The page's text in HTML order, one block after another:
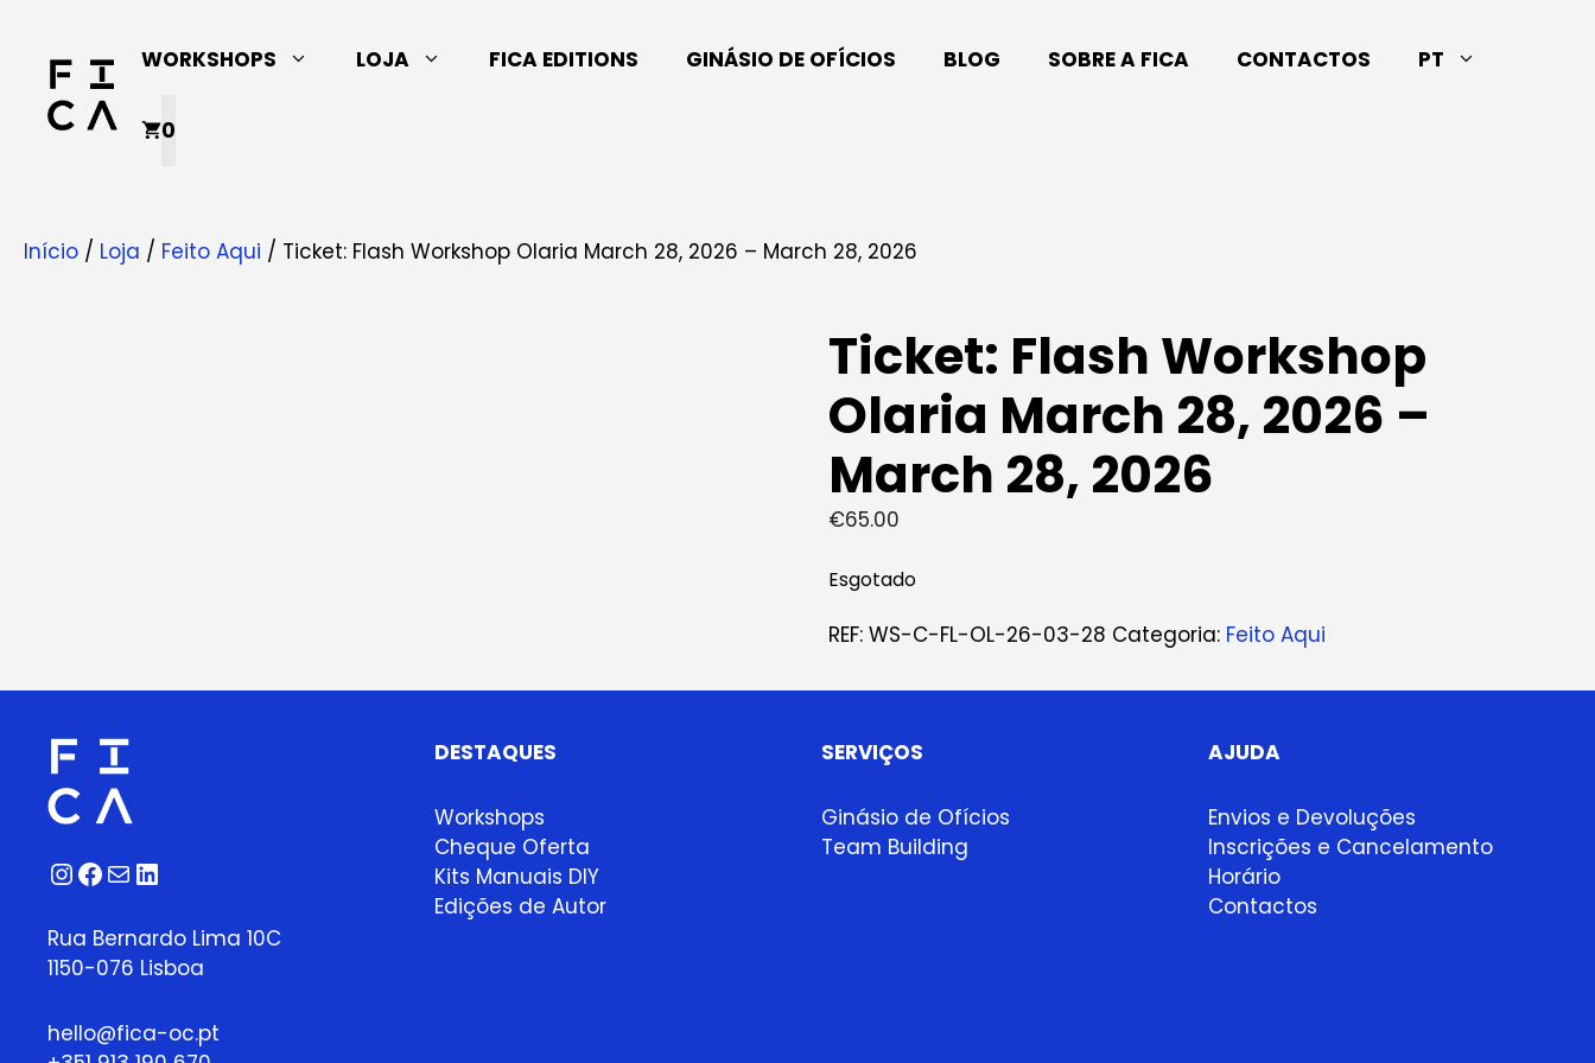
conteúdo
WORKSHOPS LOJA FICA EDITIONS GINÁSIO DE OFÍCIOS BLOG SOBRE A FICA CONTACTOS PT
0
Início / Loja / Feito Aqui / Ticket: Flash Workshop Olaria March 28, 2026 – March 28, 2026
Ticket: Flash Workshop
Olaria March 28, 2026 –
March 28, 2026
€65.00
Esgotado
REF:WS-C-FL-OL-26-03-28 Categoria: Feito Aqui
Instagram
Facebook
Correio
LinkedIn
Rua Bernardo Lima 10C
1150-076 Lisboa
hello@fica-oc.pt
DESTAQUES
Workshops
Cheque Oferta
Kits Manuais DIY
Edições de Autor
SERVIÇOS
Ginásio de Ofícios
Team Building
AJUDA
Envios e Devoluções
Inscrições e Cancelamento
Horário
Contactos